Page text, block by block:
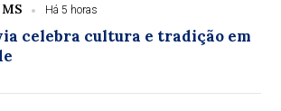
Há 5 horas
celebra cultura e tradição em